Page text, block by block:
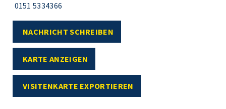
0151 5334366
NACHRICHT SCHREIBEN
KARTE ANZEIGEN
VISITENKARTE EXPORTIEREN